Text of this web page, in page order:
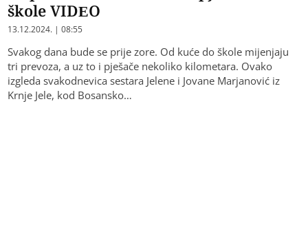
škole VIDEO
13.12.2024. | 08:55
Svakog dana bude se prije zore. Od kuće do škole mijenjaju
tri prevoza, a uz to i pješače nekoliko kilometara. Ovako
izgleda svakodnevica sestara Jelene i Jovane Marjanović iz
Krnje Jele, kod Bosansko…